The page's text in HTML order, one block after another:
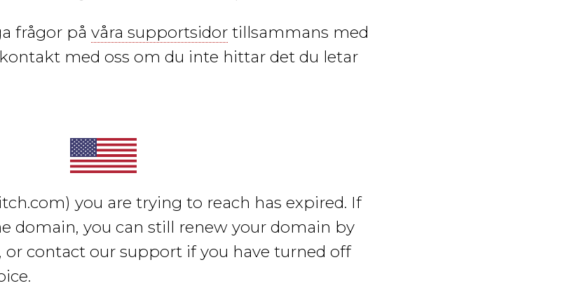
frågor på våra supportsidortillsammans med
med oss om du inte hittar det du letar
you are trying to reach has expired. If
domain, you can still renew your domain by
or contact our support if you have turned off